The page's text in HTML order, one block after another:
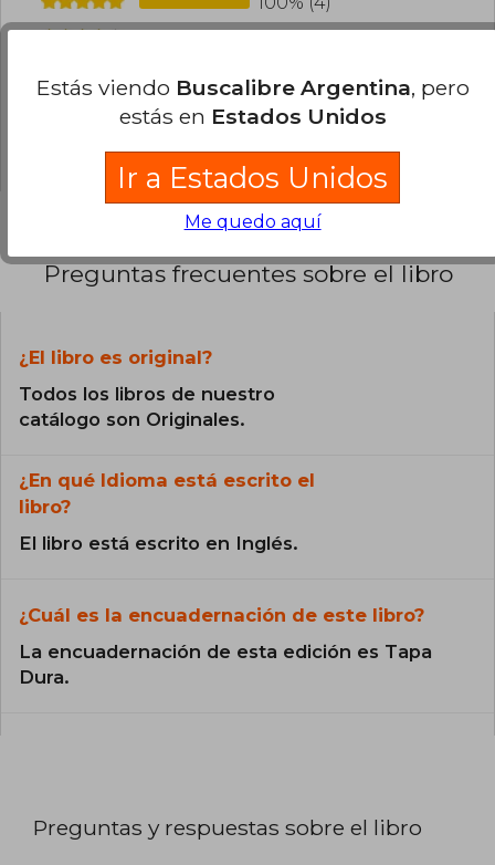
0% (0)
0% (0)
Preguntas frecuentes sobre el libro
¿El libro es original?
Todos los libros de nuestro
catálogo son Originales.
¿En qué Idioma está escrito el
libro?
El libro está escrito en Inglés.
¿Cuál es la encuadernación de este libro?
La encuadernación de esta edición es Tapa
Dura.
Preguntas y respuestas sobre el libro
Estás viendo Buscalibre Argentina, pero
estás en Estados Unidos
Ir a Estados Unidos
Me quedo aquí